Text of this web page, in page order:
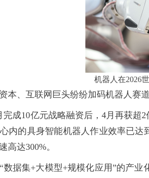
机器人在2026
、互联网巨头纷纷加码机器人赛
10亿元战略融资后，4月再获超2
内的具身智能机器人作业效率已
高达300%。
集+大模型+规模化应用”的产业